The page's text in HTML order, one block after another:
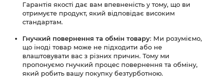
Гарантія якості дає вам впевненість у тому, що ви
отримуєте продукт, який відповідає високим
стандартам.
Гнучкий повернення та обмін товару: Ми розуміємо,
що іноді товар може не підходити або не
влаштовувати вас з різних причин. Тому ми
пропонуємо гнучкий процес повернення та обміну,
який робить вашу покупку безтурботною.